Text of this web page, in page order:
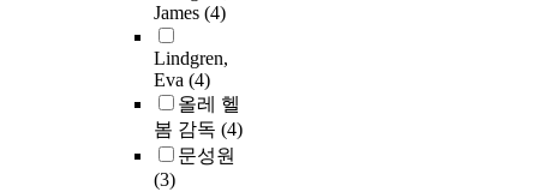
James (4)
Lindgren,
Eva (4)
올레 헬
봄 감독 (4)
문성원
(3)